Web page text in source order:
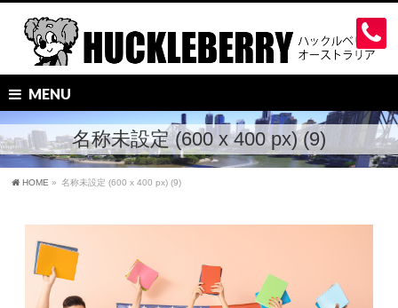
MENU
名称未設定 (600 x 400 px) (9)
HOME » 名称未設定 (600 x 400 px) (9)